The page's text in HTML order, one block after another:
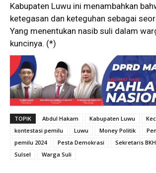
Kabupaten Luwu ini menambahkan
ketegasan dan keteguhan sebagai
Yang menentukan nasib suli dalam
kuncinya. (*)
TOPIK Abdul Hakam Kabupaten Luwu
kontestasi pemilu
Luwu Money Politik
pemilu 2024
Pesta Demokrasi
Sekretaris
Sulsel
Warga Suli